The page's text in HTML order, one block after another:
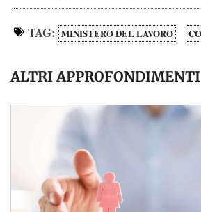
TAG: MINISTERO DEL LAVORO
ALTRI APPROFONDIMENTI